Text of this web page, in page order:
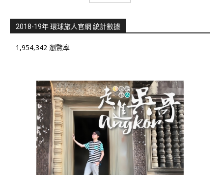
2018-19年 環球旅人官網 統計數據
1,954,342 瀏覽率